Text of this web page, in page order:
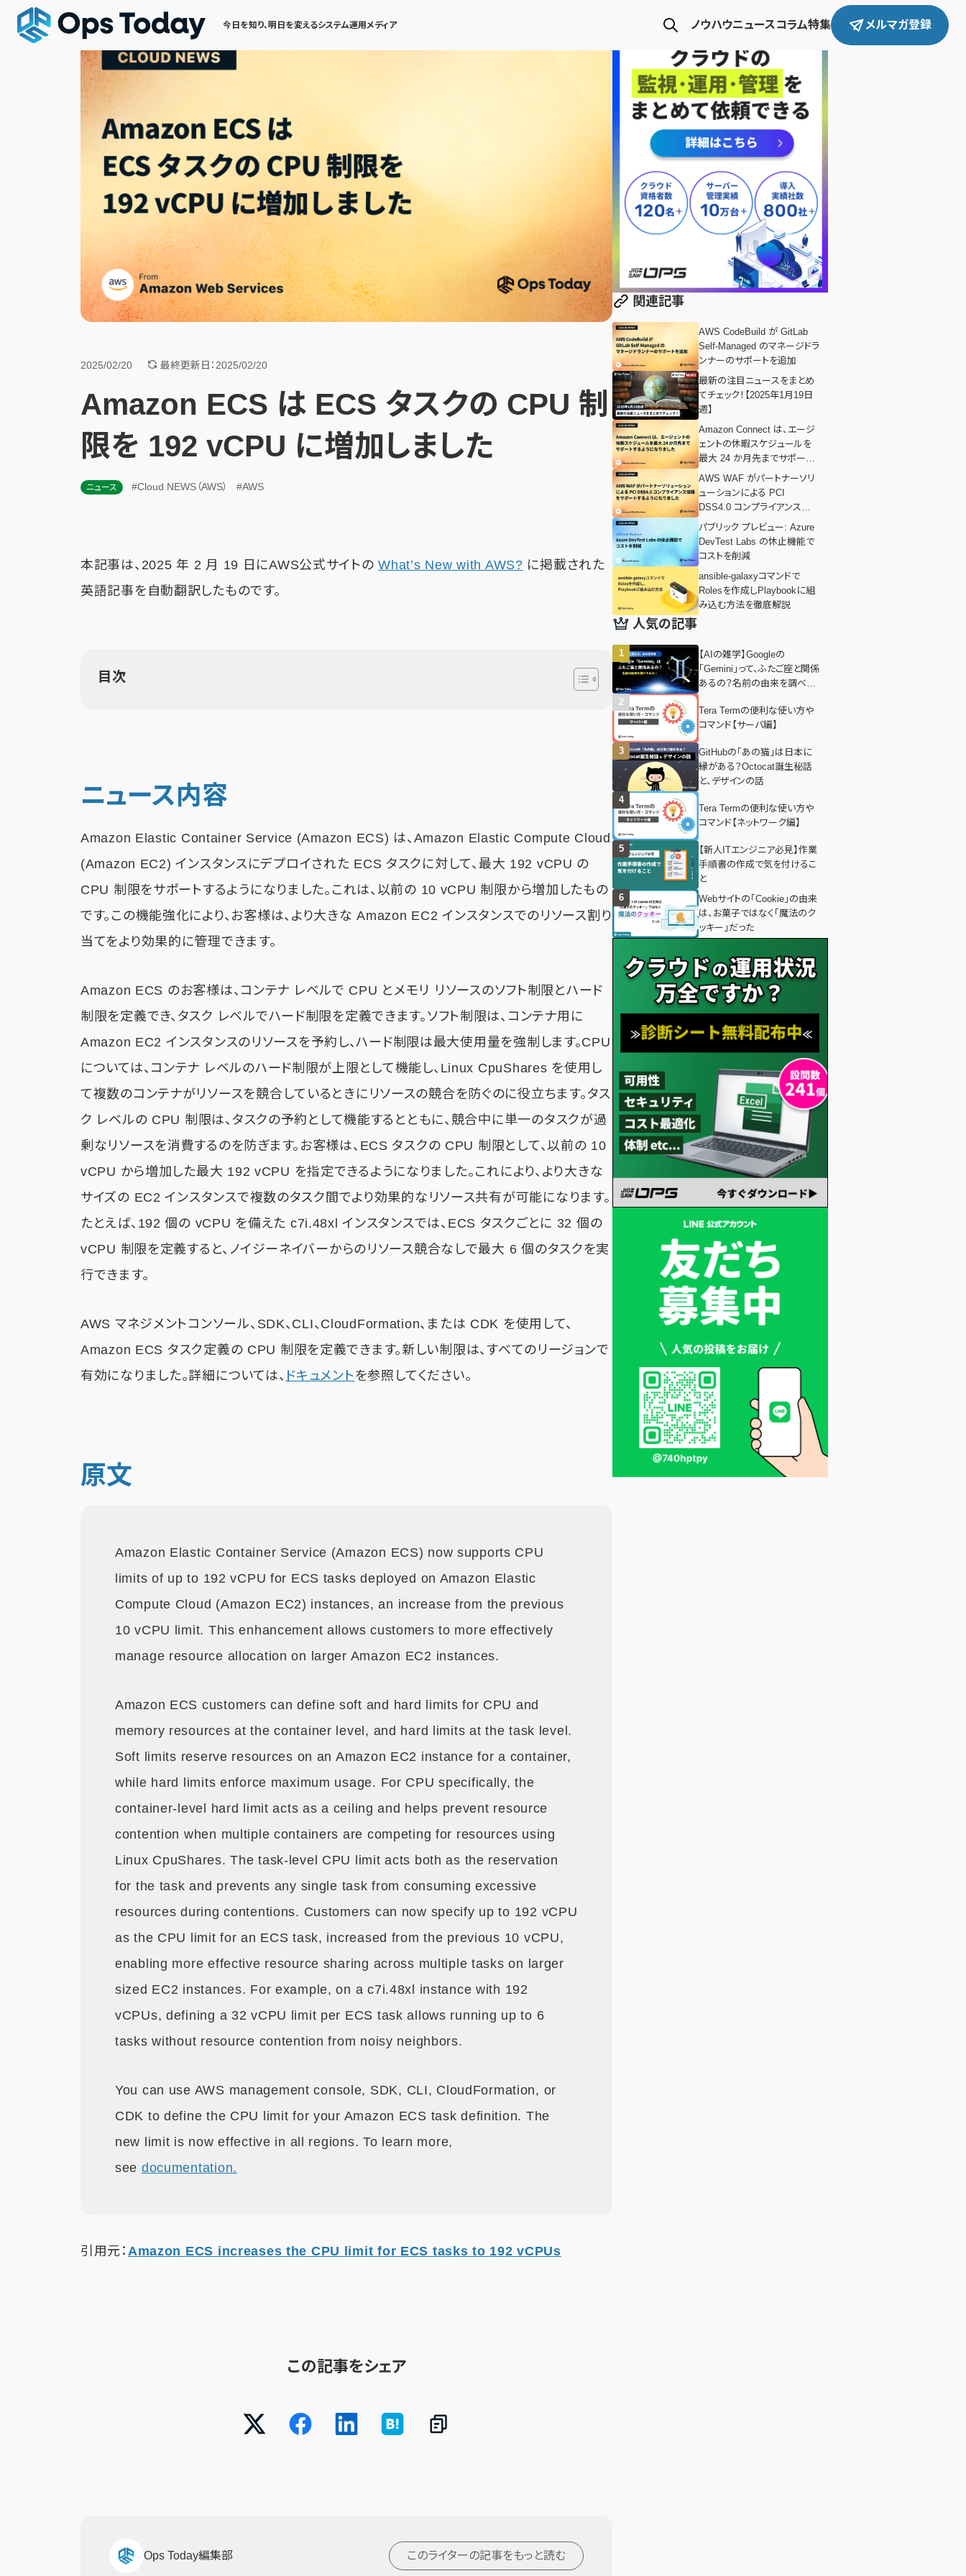
今日を知り、明日を変えるシステム運用メディア ノウハウニュースコラム特集 メルマガ登録
2025/02/20 最終更新日：2025/02/20
Amazon ECS は ECS タスクの CPU 制
限を 192 vCPU に増加しました
ニュース #Cloud NEWS（AWS） #AWS
本記事は、2025 年 2 月 19 日にAWS公式サイトのWhat’s New with AWS? に掲載された
英語記事を自動翻訳したものです。
目次
ニュース内容
Amazon Elastic Container Service (Amazon ECS) は、Amazon Elastic Compute Cloud
(Amazon EC2) インスタンスにデプロイされた ECS タスクに対して、最大 192 vCPU の
CPU 制限をサポートするようになりました。これは、以前の 10 vCPU 制限から増加したもの
です。この機能強化により、お客様は、より大きな Amazon EC2 インスタンスでのリソース割り
当てをより効果的に管理できます。
Amazon ECS のお客様は、コンテナ レベルで CPU とメモリ リソースのソフト制限とハード
制限を定義でき、タスク レベルでハード制限を定義できます。ソフト制限は、コンテナ用に
Amazon EC2 インスタンスのリソースを予約し、ハード制限は最大使用量を強制します。CPU
については、コンテナ レベルのハード制限が上限として機能し、Linux CpuShares を使用し
て複数のコンテナがリソースを競合しているときにリソースの競合を防ぐのに役立ちます。タス
ク レベルの CPU 制限は、タスクの予約として機能するとともに、競合中に単一のタスクが過
剰なリソースを消費するのを防ぎます。お客様は、ECS タスクの CPU 制限として、以前の 10
vCPU から増加した最大 192 vCPU を指定できるようになりました。これにより、より大きな
サイズの EC2 インスタンスで複数のタスク間でより効果的なリソース共有が可能になります。
たとえば、192 個の vCPU を備えた c7i.48xl インスタンスでは、ECS タスクごとに 32 個の
vCPU 制限を定義すると、ノイジーネイバーからのリソース競合なしで最大 6 個のタスクを実
行できます。
AWS マネジメントコンソール、SDK、CLI、CloudFormation、または CDK を使用して、
Amazon ECS タスク定義の CPU 制限を定義できます。新しい制限は、すべてのリージョンで
有効になりました。詳細については、 ドキュメント を参照してください。
原文
Amazon Elastic Container Service (Amazon ECS) now supports CPU
limits of up to 192 vCPU for ECS tasks deployed on Amazon Elastic
Compute Cloud (Amazon EC2) instances, an increase from the previous
10 vCPU limit. This enhancement allows customers to more effectively
manage resource allocation on larger Amazon EC2 instances.
Amazon ECS customers can define soft and hard limits for CPU and
memory resources at the container level, and hard limits at the task level.
Soft limits reserve resources on an Amazon EC2 instance for a container,
while hard limits enforce maximum usage. For CPU specifically, the
container-level hard limit acts as a ceiling and helps prevent resource
contention when multiple containers are competing for resources using
Linux CpuShares. The task-level CPU limit acts both as the reservation
for the task and prevents any single task from consuming excessive
resources during contentions. Customers can now specify up to 192 vCPU
as the CPU limit for an ECS task, increased from the previous 10 vCPU,
enabling more effective resource sharing across multiple tasks on larger
sized EC2 instances. For example, on a c7i.48xl instance with 192
vCPUs, defining a 32 vCPU limit per ECS task allows running up to 6
tasks without resource contention from noisy neighbors.
You can use AWS management console, SDK, CLI, CloudFormation, or
CDK to define the CPU limit for your Amazon ECS task definition. The
new limit is now effective in all regions. To learn more,
see documentation.
引用元： Amazon ECS increases the CPU limit for ECS tasks to 192 vCPUs
この記事をシェア
Ops Today編集部 このライターの記事をもっと読む
関連記事
AWS CodeBuild が GitLab
Self-Managed のマネージドラ
ンナーのサポートを追加
最新の注目ニュースをまとめ
てチェック！【2025年1月19日
週】
Amazon Connect は、エージ
ェントの休暇スケジュールを
最大 24 か月先までサポート
するようになりました
AWS WAF がパートナーソリ
ューションによる PCI
DSS4.0 コンプライアンス保
護をサポートするようになりま
した
パブリック プレビュー: Azure
DevTest Labs の休止機能で
コストを削減
ansible-galaxyコマンドで
Rolesを作成しPlaybookに組
み込む方法を徹底解説
人気の記事
【AIの雑学】Googleの
「Gemini」って、ふたご座と関係
あるの？名前の由来を調べて
Tera Termの便利な使い方や
コマンド【サーバ編】
GitHubの「あの猫」は日本に
縁がある？Octocat誕生秘話
と、デザインの話
Tera Termの便利な使い方や
コマンド【ネットワーク編】
【新人ITエンジニア必見】作業
手順書の作成で気を付けるこ
と
Webサイトの「Cookie」の由来
は、お菓子ではなく「魔法のク
ッキー」だった